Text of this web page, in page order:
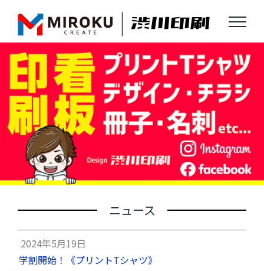
content
ニュース
2024年5月19日
学割開始！《プリントTシャツ》